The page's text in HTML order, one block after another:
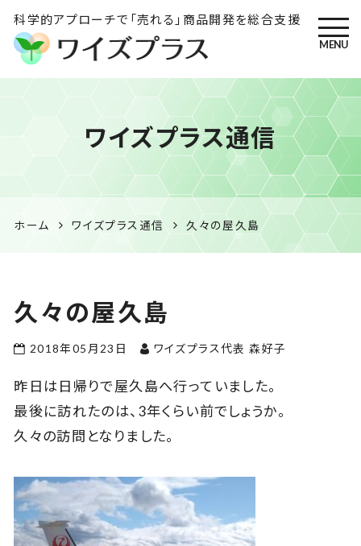
科学的アプローチで「売れる」商品開発を総合支援
ワイズプラス｜鹿児島の特産
品開発・HACCP衛生管理・食
品表示の専門コンサル
MENU
ワイズプラス通信
ホーム ワイズプラス通信 久々の屋久島
久々の屋久島
2018年05月23日 ワイズプラス代表 森好子
昨日は日帰りで屋久島へ行っていました。
最後に訪れたのは、3年くらい前でしょうか。
久々の訪問となりました。